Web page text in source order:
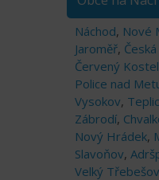
Náchod, Nové
Jaroměř,
Červený
Police nad
Vysokov,
Zábrodí,
Nový Hrádek,
Slavoňov,
Velký Třebešov